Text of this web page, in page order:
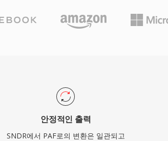
안정적인 출력
SNDR에서 PAF로의 변환은 일관되고